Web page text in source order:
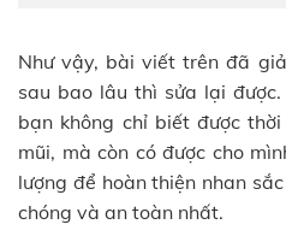
Như vậy, bài viết trên đã
sau bao lâu thì sửa lại
bạn không chỉ biết được
mũi, mà còn có được cho
lượng để hoàn thiện nhan
chóng và an toàn nhất.